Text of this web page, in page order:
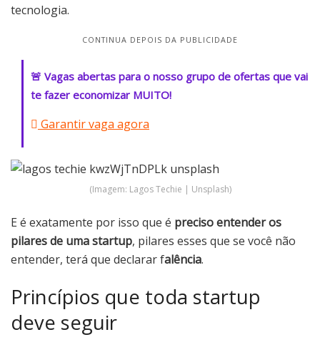
tecnologia.
CONTINUA DEPOIS DA PUBLICIDADE
🚨 Vagas abertas para o nosso grupo de ofertas que vai
te fazer economizar MUITO!
Garantir vaga agora
(Imagem: Lagos Techie | Unsplash)
E é exatamente por isso que é preciso entender os
pilares de uma startup, pilares esses que se você não
entender, terá que declarar falência.
Princípios que toda startup
deve seguir